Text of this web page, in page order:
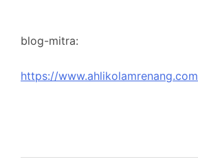
blog-mitra:
https://www.ahlikolamrenang.com